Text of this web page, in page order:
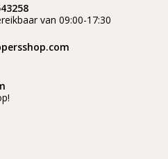
van 09:00-17:30